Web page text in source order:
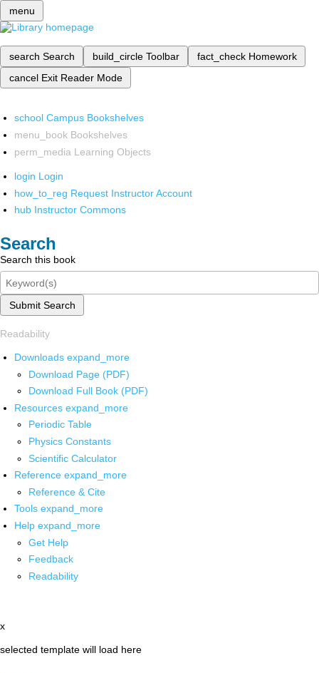
menu
search Search build_circle Toolbar fact_check Homework
cancel Exit Reader Mode
school Campus Bookshelves
menu_book Bookshelves
perm_media Learning Objects
login Login
how_to_reg Request Instructor Account
hub Instructor Commons
Search
Search this book
Submit Search
Readability
Downloads expand_more
Download Page (PDF)
Download Full Book (PDF)
Resources expand_more
Periodic Table
Physics Constants
Scientific Calculator
Reference expand_more
Reference & Cite
Tools expand_more
Help expand_more
Get Help
Feedback
Readability
x
selected template will load here